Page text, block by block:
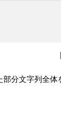
分文字列全体